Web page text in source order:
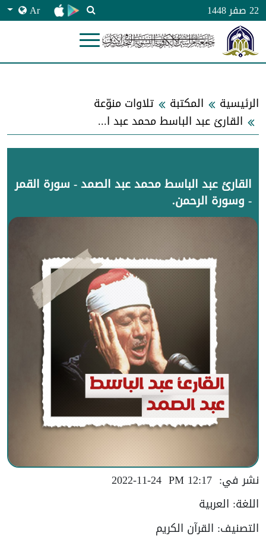
22 صفر 1448 Ar
الرئيسية المكتبة
تلاوات منوّعة
القارئ عبد الباسط محمد عبد الصمد - سورة القمر - وسورة الرحمن.
القارئ عبد الباسط محمد عبد الصمد - سورة القمر
- وسورة الرحمن.
نشر في: 12:17 PM
2022-11-24
اللغة: العربية
التصنيف: القرآن الكريم